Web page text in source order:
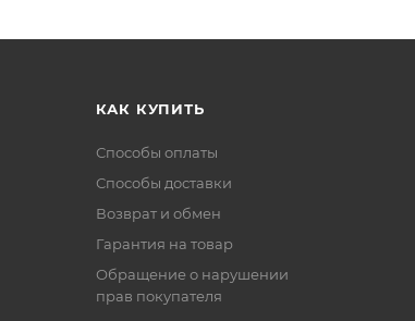
КАК КУПИТЬ
Способы оплаты
Способы доставки
Возврат и обмен
Гарантия на товар
Обращение о нарушении
прав покупателя